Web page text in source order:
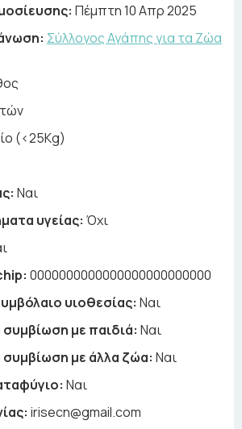
Πέμπτη 10 Απρ 2025
Σύλλογος Αγάπης για τα Ζώα
(<25Kg)
Ναι
υγείας: Όχι
0000000000000000000000000
υιοθεσίας: Ναι
συμβίωση με παιδιά: Ναι
συμβίωση με άλλα ζώα: Ναι
Ναι
irisecn@gmail.com